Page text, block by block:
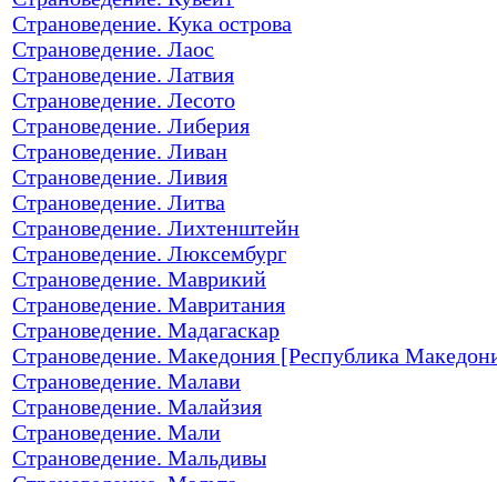
Страноведение. Кука острова
Страноведение. Лаос
Страноведение. Латвия
Страноведение. Лесото
Страноведение. Либерия
Страноведение. Ливан
Страноведение. Ливия
Страноведение. Литва
Страноведение. Лихтенштейн
Страноведение. Люксембург
Страноведение. Маврикий
Страноведение. Мавритания
Страноведение. Мадагаскар
Страноведение. Македония [Республика
Страноведение. Малави
Страноведение. Малайзия
Страноведение. Мали
Страноведение. Мальдивы